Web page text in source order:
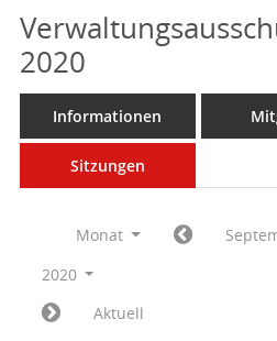
2020
Informationen
Sitzungen
Monat
2020
Aktuell